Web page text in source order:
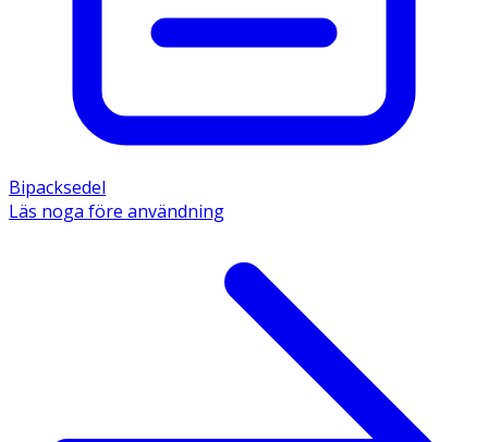
Bipacksedel
Läs noga före användning